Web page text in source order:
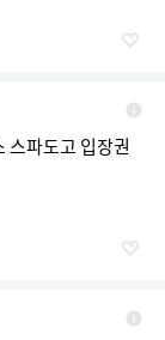
스파도고 입장권